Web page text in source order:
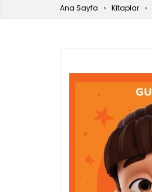
Ana Sayfa Kitaplar